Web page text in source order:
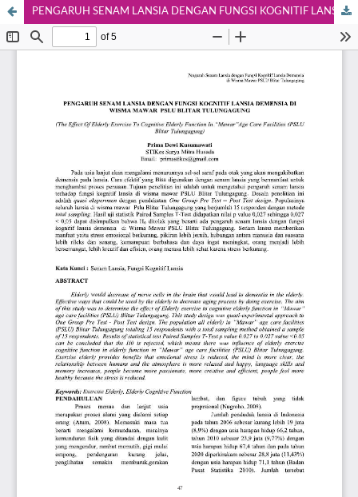
PENGARUH SENAM LANSIA DENGAN FUNGSI KOGNITIF LANSIA DIMENSIA DI WISMA MAWAR PSLU BLITAR TULUNGAGUNG